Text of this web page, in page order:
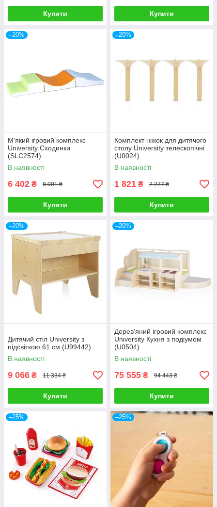
Купити Купити
–20%
М'який ігровий комплекс
University Сходинки
(SLC2574)
В наявності
6 402 ₴ 8 001 ₴
Купити
–20%
Комплект ніжок для дитячого
столу University телескопічні
(U0024)
В наявності
1 821 ₴ 2 277 ₴
Купити
–20%
Дитячий стіл University з
підсвіткою 61 см (U99442)
В наявності
9 066 ₴ 11 334 ₴
Купити
–20%
Дерев'яний ігровий комплекс
University Кухня з подіумом
(U0504)
В наявності
75 555 ₴ 94 443 ₴
Купити
–25% –25%